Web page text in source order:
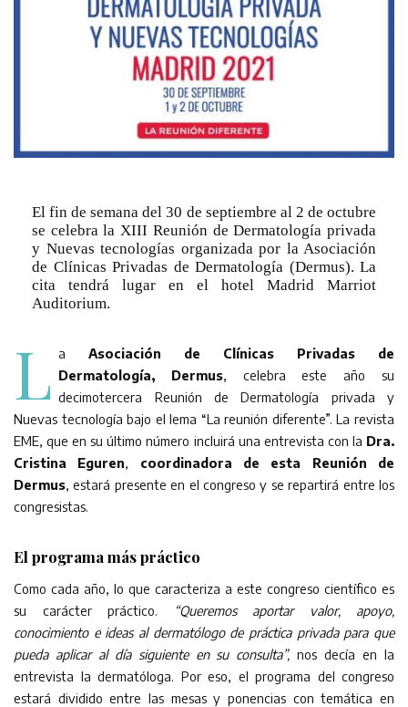
El fin de semana del 30 de septiembre al 2 de octubre
se celebra la XIII Reunión de Dermatología privada
y Nuevas tecnologías organizada por la Asociación
de Clínicas Privadas de Dermatología (Dermus). La
cita tendrá lugar en el hotel Madrid Marriot
Auditorium.
L aAsociación de Clínicas Privadas de
Dermatología, Dermus, celebra este año su
decimotercera Reunión de Dermatología privada y
Nuevas tecnología bajo el lema “La reunión diferente”. La revista
EME, que en su último número incluirá una entrevista con la Dra.
Cristina Eguren, coordinadora de esta Reunión de
Dermus, estará presente en el congreso y se repartirá entre los
congresistas.
El programa más práctico
Como cada año, lo que caracteriza a este congreso científico es
su carácter práctico.
“Queremos aportar valor, apoyo,
conocimiento e ideas al dermatólogo de práctica privada para que
pueda aplicar al día siguiente en su consulta”, nos decía en la
entrevista la dermatóloga. Por eso, el programa del congreso
estará dividido entre las mesas y ponencias con temática en